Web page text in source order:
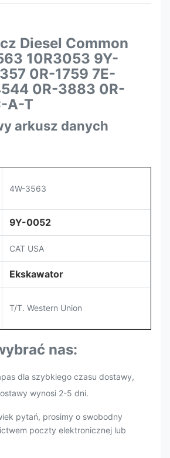
Diesel Common
10R3053 9Y-
0R-1759 7E-
0R-3883 0R-
A-T
arkusz danych
4W-3563
9Y-0052
CAT USA
Ekskawator
T/T. Western Union
nas:
dla szybkiego czasu dostawy,
wynosi 2-5 dni.
pytań, prosimy o swobodny
poczty elektronicznej lub